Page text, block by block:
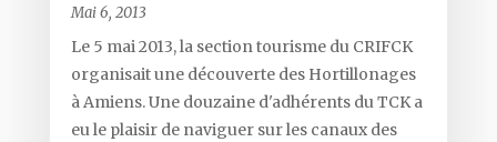
Mai 6, 2013
Le 5 mai 2013, la section tourisme du CRIFCK
organisait une découverte des Hortillonages
à Amiens. Une douzaine d'adhérents du TCK a
eu le plaisir de naviguer sur les canaux des